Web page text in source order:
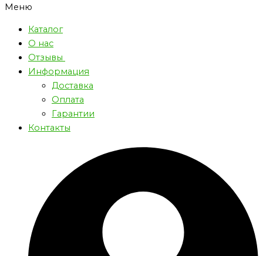
Меню
Каталог
О нас
Отзывы
Информация
Доставка
Оплата
Гарантии
Контакты